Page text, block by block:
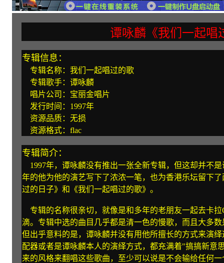
谭咏麟《我们一起唱
专辑信息：
专辑名称：我们一起唱过的歌
专辑歌手：谭咏麟
唱片公司：宝丽金唱片
发行时间：1997年
资源品质：无损
资源格式：flac
专辑简介：
1997年，谭咏麟没有推出一张全新专辑，但这却并不
年的他为他的演艺写下了浓浓一笔，也为香港乐坛留下
过的日子》和《我们一起唱过的歌》。
专辑的名称很亲切，就像是和多年的老朋友一起去卡
滴。专辑中选的曲目几乎都是清一色的慢歌，而且大多
但出乎意料的是，谭咏麟并没有用他所擅长的方式来演
配器或者是谭咏麟本人的演绎方式，都充满着"搞搞新意
来的风格来翻唱这些歌曲，至少可以说是不会输给任何